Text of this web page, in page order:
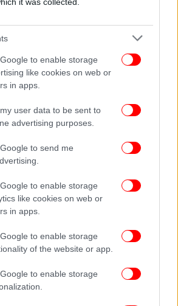
to enable storage
like cookies on web or
in apps.
user data to be sent to
advertising purposes.
to send me
to enable storage
like cookies on web or
in apps.
to enable storage
of the website or app.
to enable storage
ημέρα κλειστός ο Πύργος του
οι εργαζόμενοι